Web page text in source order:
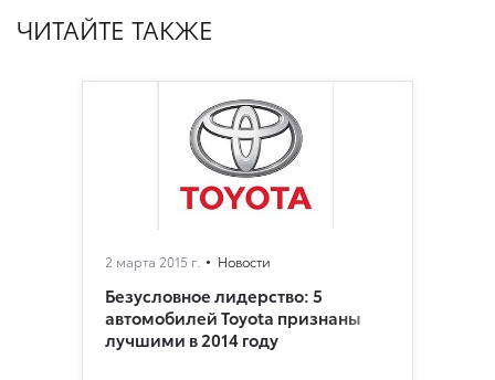
ЧИТАЙТЕ ТАКЖЕ
2 марта 2015 г. Новости
Безусловное лидерство: 5
автомобилей Toyota признаны
лучшими в 2014 году